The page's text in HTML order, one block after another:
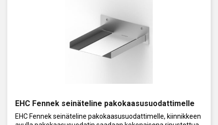
EHC Fennek seinäteline pakokaasusuodattimelle
EHC Fennek seinäteline pakokaasusuodattimelle, kiinnikkeen